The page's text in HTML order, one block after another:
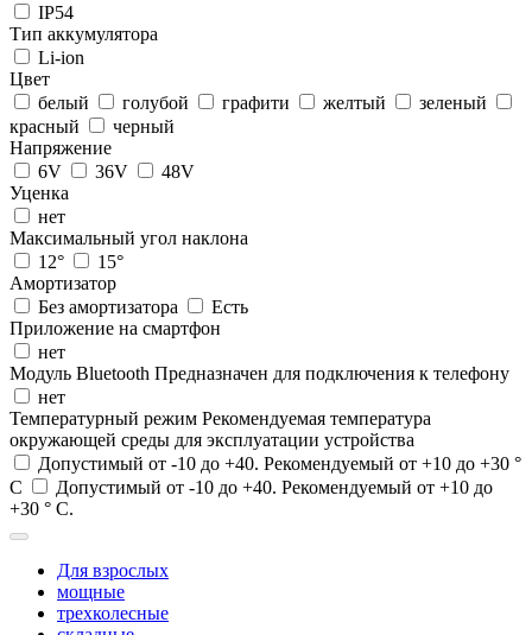
IP54
Тип аккумулятора
Li-ion
Цвет
белый
голубой графити желтый
зеленый
красный
черный
Напряжение
6V
36V
48V
Уценка
нет
Максимальный угол наклона
12°
15°
Амортизатор
Без амортизатора
Есть
Приложение на смартфон
нет
Модуль Bluetooth Предназначен для подключения к телефону
нет
Температурный режим Рекомендуемая температура
окружающей среды для эксплуатации устройства
Допустимый от -10 до +40. Рекомендуемый от +10 до +30 °
С
Допустимый от -10 до +40. Рекомендуемый от +10 до
+30 ° С.
Для взрослых
мощные
трехколесные